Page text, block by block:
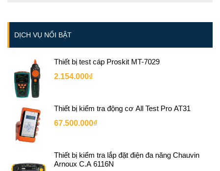
DỊCH VỤ NỔI BẬT
Thiết bị test cáp Proskit MT-7029
2.154.000₫
Thiết bị kiểm tra động cơ All Test Pro AT31
67.500.000₫
Thiết bị kiểm tra lắp đặt điện đa năng Chauvin
Arnoux C.A 6116N